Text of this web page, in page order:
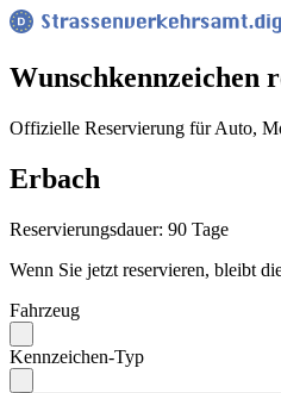
Wunsch­kennzeichen
Offizielle Reservierung für Auto,
Erbach
Reservierungsdauer: 90 Tage
Wenn Sie jetzt reservieren, bleibt
Fahrzeug
Kennzeichen-Typ